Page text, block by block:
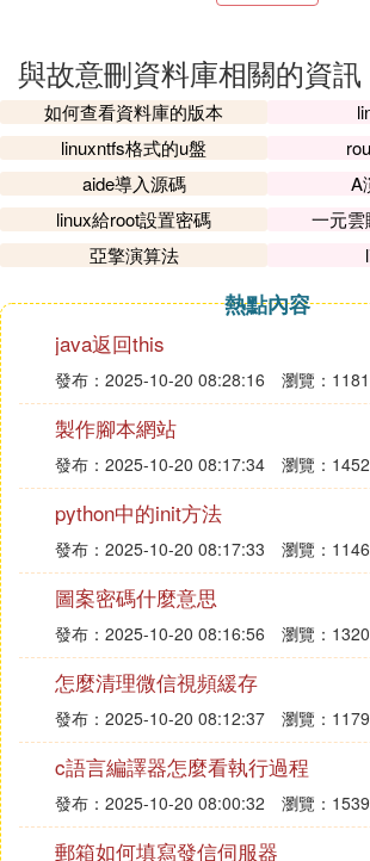
第二百八十六條：違反國家規定，對
功能進行刪除、修改、增加、干擾，
系統不能正常運行，後果嚴重的，處
刑或者拘役；後果特別嚴重的，處五
刑。
違反國家規定，對計算機信息系統中
傳輸的數據和應用程序進行刪除、修
作，後果嚴重的，依照前款的規定處
故意製作、傳播計算機病毒等破壞性
機系統正常運行，後果嚴重的，依照
罰。
《中華人民共和國計算機信息系統安
三條
計算機信息系統的安全保護，應當保
關的和配套的設備、設施（含網路）
境的安全，保障信息的安全，保障計
發揮，以維護計算機信息系統的安全
Ⅳ 刪除公司資料庫要坐牢嗎
法律分析：刪除公司資料屬於違反公
為，如果因此構成經濟損失或重大經
法行為或犯罪行為，可能需要承擔違
任，公司可以依照規章制度給予處分;
故，構成犯罪的，依照刑法有關規定
法律依據：《中華人民共和國刑法》
由於泄憤報復或者其他個人目的，毀
與故意刪資料庫相關的資訊
如何查看資料庫的版本
linuxntfs格式的u盤
aide導入源碼
A
linux給root設置密碼
一元
亞擎演算法
熱點內容
java返回this
發布：2025-10-20 08:28:16 瀏覽：1181
製作腳本網站
發布：2025-10-20 08:17:34 瀏覽：1452
python中的init方法
發布：2025-10-20 08:17:33 瀏覽：1146
圖案密碼什麼意思
發布：2025-10-20 08:16:56 瀏覽：1320
怎麼清理微信視頻緩存
發布：2025-10-20 08:12:37 瀏覽：1179
c語言編譯器怎麼看執行過程
發布：2025-10-20 08:00:32 瀏覽：1539
郵箱如何填寫發信伺服器